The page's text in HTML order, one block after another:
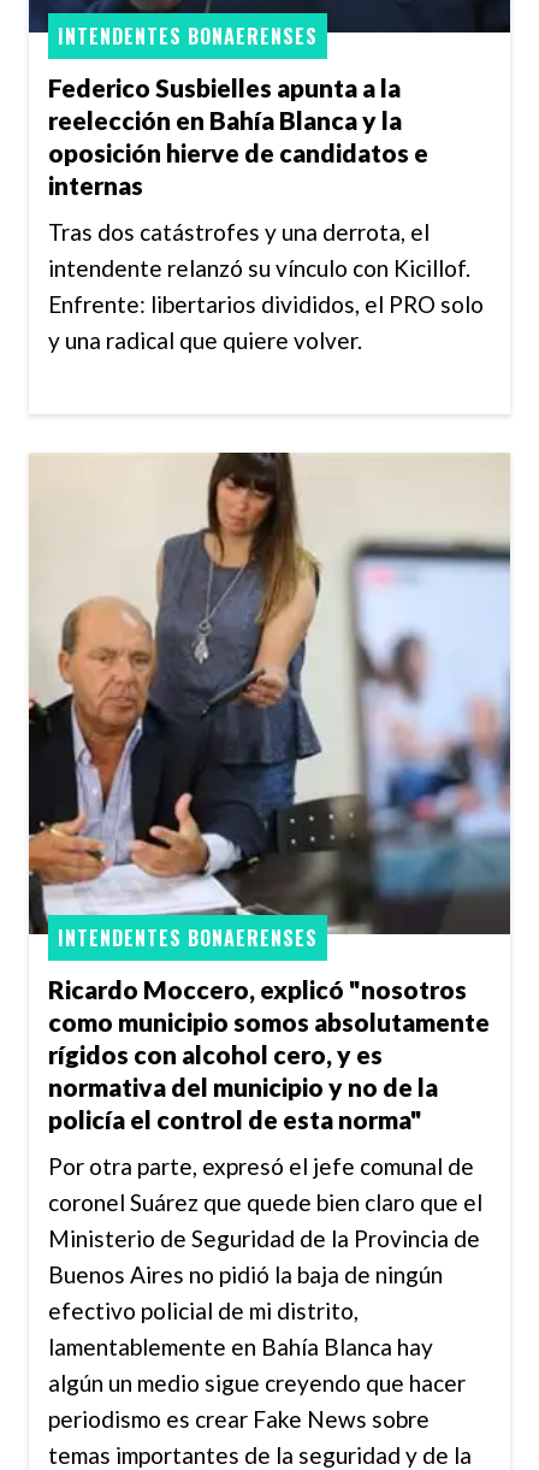
Federico Susbielles apunta a la
reelección en Bahía Blanca y la
oposición hierve de candidatos e
internas
INTENDENTES BONAERENSES
Tras dos catástrofes y una derrota, el
intendente relanzó su vínculo con Kicillof.
Enfrente: libertarios divididos, el PRO solo
y una radical que quiere volver.
Ricardo Moccero, explicó "nosotros
como municipio somos absolutamente
rígidos con alcohol cero, y es
normativa del municipio y no de la
policía el control de esta norma"
INTENDENTES BONAERENSES
Por otra parte, expresó el jefe comunal de
coronel Suárez que quede bien claro que el
Ministerio de Seguridad de la Provincia de
Buenos Aires no pidió la baja de ningún
efectivo policial de mi distrito,
lamentablemente en Bahía Blanca hay
algún un medio sigue creyendo que hacer
periodismo es crear Fake News sobre
temas importantes de la seguridad y de la